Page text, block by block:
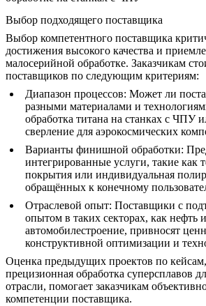
Выбор подходящего поставщика
Выбор компетентного поставщика
достижения высокого качества и
малосерийной обработке. Заказчикам
поставщиков по следующим критериям:
Диапазон процессов: Может ли
разными материалами и
обработка титана на станках с ЧПУ
сверление для аэрокосмических
Варианты финишной обработки:
интегрированные услуги, такие как
покрытия или индивидуальная
обращённых к конечному
Отраслевой опыт: Поставщики с
опытом в таких секторах, как нефть
автомобилестроение, привносят
конструктивной оптимизации и
Оценка предыдущих проектов по
прецизионная обработка суперсплавов
отрасли, помогает заказчикам
компетенции поставщика.